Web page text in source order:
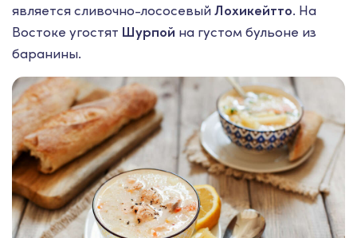
является сливочно-лососевыйЛохикейтто. На
Востоке угостят Шурпой на густом бульоне из
баранины.